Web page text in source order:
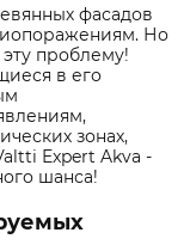
фасадов
Но
проблему!
в его
зонах,
Expert Akva -
шанса!